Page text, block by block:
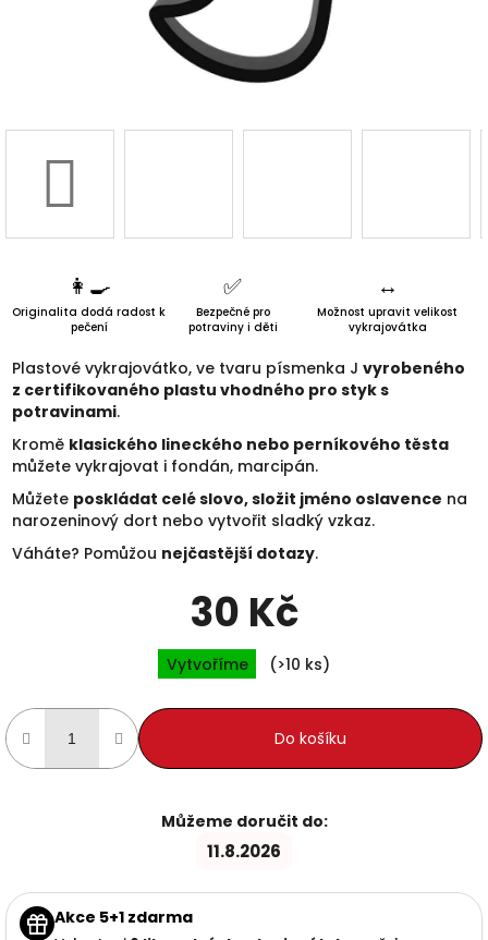
nás
Blog
👩‍🍳
Originalita dodá radost k
pečení
✅️
Bezpečné pro
potraviny i děti
↔️
Možnost upravit velikost
vykrajovátka
Plastové vykrajovátko, ve tvaru písmenka J vyrobeného
z certifikovaného plastu vhodného pro styk s
potravinami.
Kromě klasického lineckého nebo perníkového těsta
můžete vykrajovat i fondán, marcipán.
Můžete poskládat celé slovo, složit jméno oslavence na
narozeninový dort nebo vytvořit sladký vzkaz.
Váháte? Pomůžou nejčastější dotazy.
30 Kč
Měrná cena:
Vytvoříme (>10 ks)
Do košíku
Můžeme doručit do:
11.8.2026
Akce 5+1 zdarma